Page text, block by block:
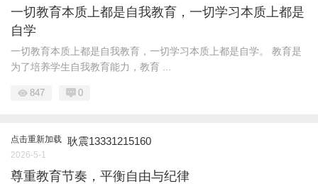
一切教育本质上都是自我教育，一切学习本质上都是
自学
一切教育本质上都是自我教育，一切学习本质上都是自学。 教育是
为了培养学生自我教育能力，教育 ...
847 0
点击重新加载 耿震13331215160
2026-5-1
尊重教育节奏，平衡自由与纪律